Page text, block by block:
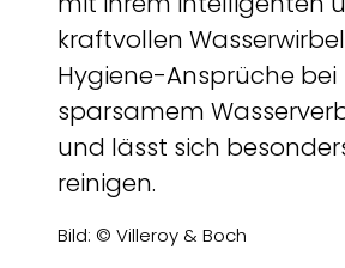
kraftvollen
Hygiene-Ansprüche bei
sparsamem
und lässt sich
reinigen.
Bild: © Villeroy & Boch